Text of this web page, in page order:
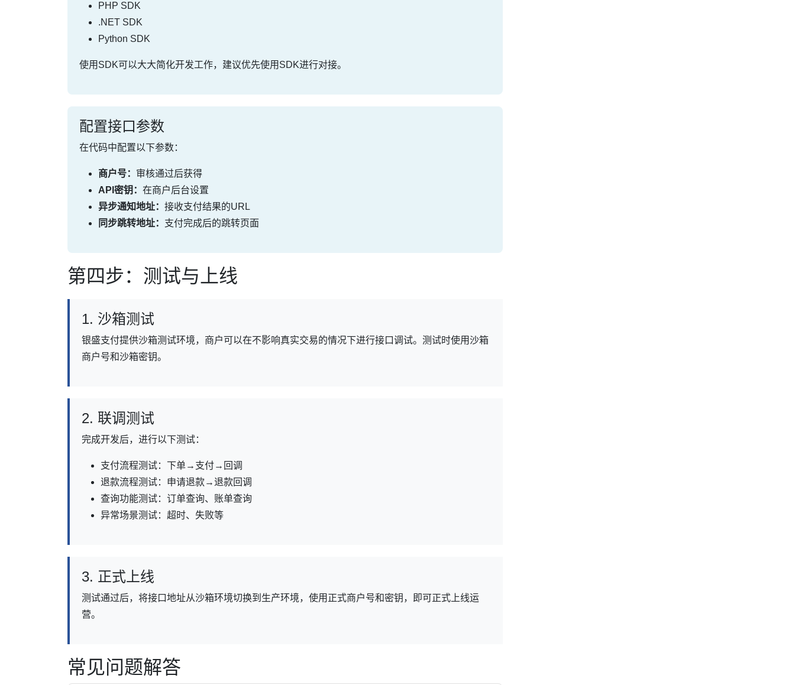
PHP SDK
.NET SDK
Python SDK
使用SDK可以大大简化开发工作，建议优先使用SDK进行对接。
配置接口参数
在代码中配置以下参数：
商户号： 审核通过后获得
API密钥： 在商户后台设置
异步通知地址： 接收支付结果的URL
同步跳转地址： 支付完成后的跳转页面
第四步：测试与上线
1. 沙箱测试
银盛支付提供沙箱测试环境，商户可以在不影响真实交易的情况下进行接口调试。测试时使用沙箱
商户号和沙箱密钥。
2. 联调测试
完成开发后，进行以下测试：
支付流程测试：下单→支付→回调
退款流程测试：申请退款→退款回调
查询功能测试：订单查询、账单查询
异常场景测试：超时、失败等
3. 正式上线
测试通过后，将接口地址从沙箱环境切换到生产环境，使用正式商户号和密钥，即可正式上线运
营。
常见问题解答